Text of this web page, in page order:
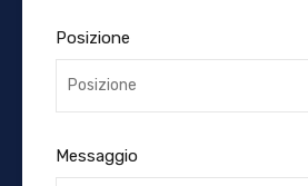
Posizione
Messaggio